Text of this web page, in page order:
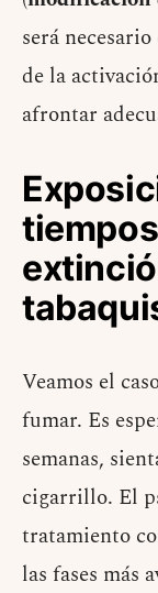
será
de la
afrontar
Veamos el
fumar. Es
semanas,
cigarrillo. El
tratamiento
las fases más